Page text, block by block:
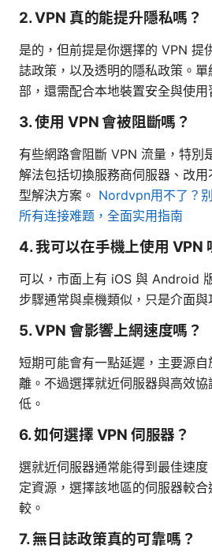
2. VPN 真的能提升隱私嗎？
是的，但前提是你選擇的 VPN 提
誌政策，以及透明的隱私政策。
部，還需配合本地裝置安全與使用
3. 使用 VPN 會被阻斷嗎？
有些網路會阻斷 VPN 流量，特別
解法包括切換服務商伺服器、改
型解決方案。 Nordvpn用不了？
所有连接难题，全面实用指南
4. 我可以在手機上使用 VPN
可以，市面上有 iOS 與 Android
步驟通常與桌機類似，只是介面與
5. VPN 會影響上網速度嗎？
短期可能會有一點延遲，主要源
離。不過選擇就近伺服器與高效
低。
6. 如何選擇 VPN 伺服器？
選就近伺服器通常能得到最佳速
定資源，選擇該地區的伺服器較
較。
7. 無日誌政策真的可靠嗎？